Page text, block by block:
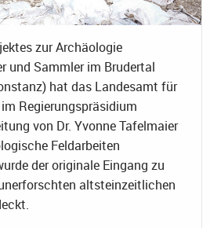
zur Archäologie
und Sammler im Brudertal
hat das Landesamt für
Regierungspräsidium
von Dr. Yvonne Tafelmaier
Feldarbeiten
der originale Eingang zu
altsteinzeitlichen